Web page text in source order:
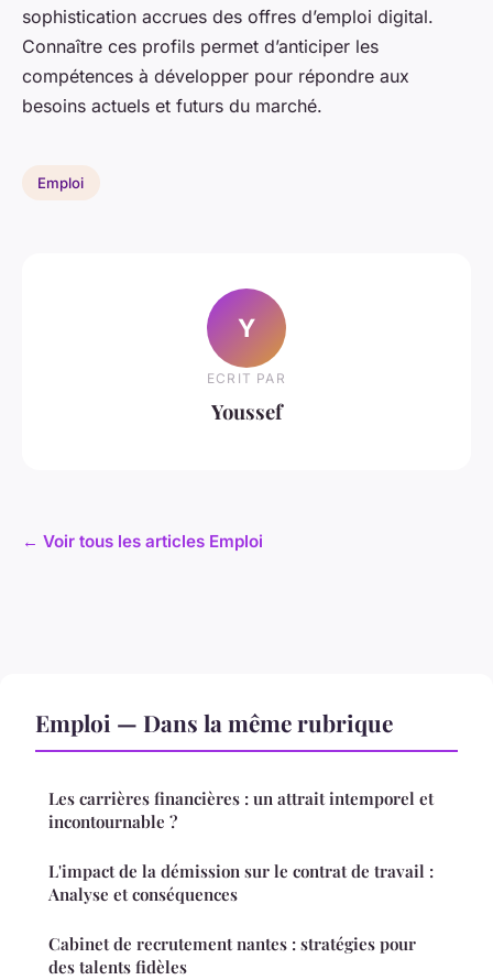
sophistication accrues des offres d’emploi digital.
Connaître ces profils permet d’anticiper les
compétences à développer pour répondre aux
besoins actuels et futurs du marché.
Emploi
Y
ECRIT PAR
Youssef
← Voir tous les articles Emploi
Emploi — Dans la même rubrique
Les carrières financières : un attrait intemporel et
incontournable ?
L'impact de la démission sur le contrat de travail :
Analyse et conséquences
Cabinet de recrutement nantes : stratégies pour
des talents fidèles